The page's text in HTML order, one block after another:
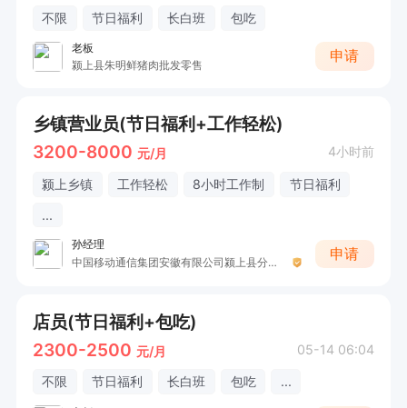
不限 节日福利 长白班 包吃
老板
颍上县朱明鲜猪肉批发零售
申请
乡镇营业员(节日福利+工作轻松)
3200-8000 元/月 4小时前
颍上乡镇 工作轻松 8小时工作制
节日福利
...
孙经理
中国移动通信集团安徽有限公司颍上县分公司
申请
店员(节日福利+包吃)
2300-2500 元/月 05-14 06:04
不限 节日福利 长白班 包吃 ...